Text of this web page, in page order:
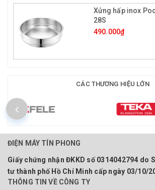
Xửng hấp inox
28S
490.000₫
CÁC THƯƠNG HIỆU LỚN
ĐIỆN MÁY TÍN PHONG
Giấy chứng nhận ĐKKD số 0314042794 do
tư thành phố Hồ Chí Minh cấp ngày 03/10/
THÔNG TIN VỀ CÔNG TY